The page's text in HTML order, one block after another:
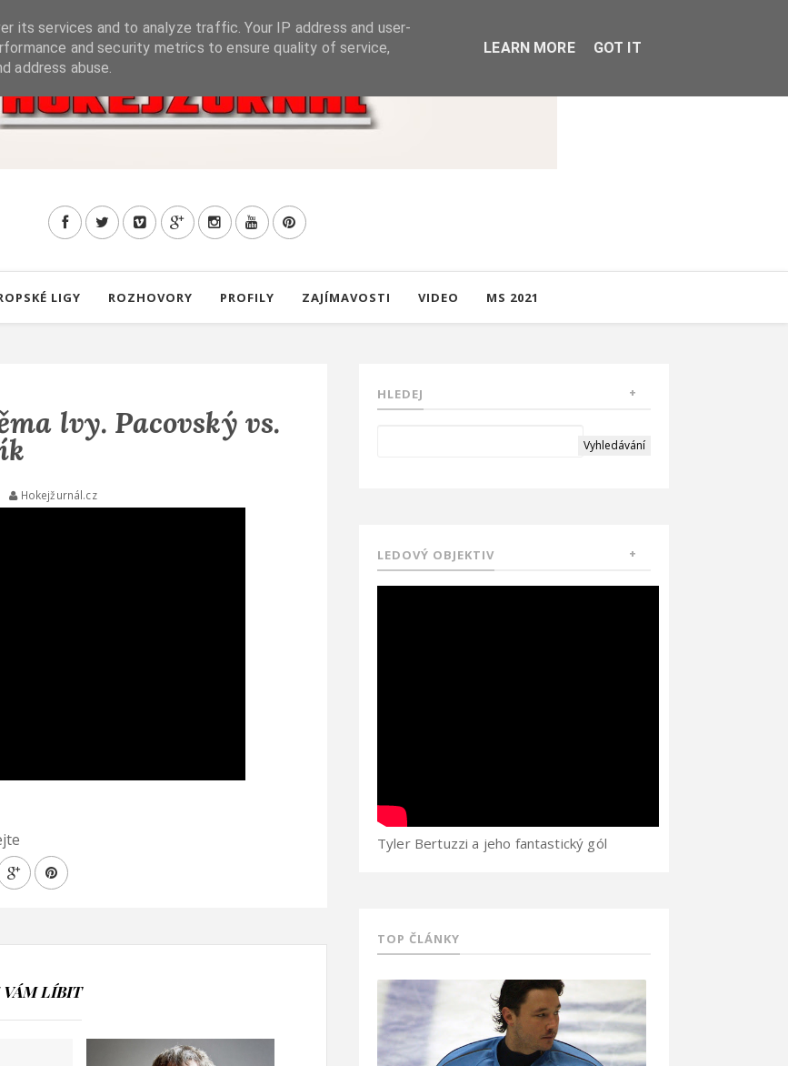
LIGY ROZHOVORY PROFILY ZAJÍMAVOSTI VIDEO MS 2021
lvy. Pacovský vs.
Hokejžurnál.cz
VÁM LÍBIT
HLEDEJ
LEDOVÝ OBJEKTIV
Tyler Bertuzzi a jeho fantastický gól
TOP ČLÁNKY
its services and to analyze traffic. Your IP address and user-
and security metrics to ensure quality of service,
address abuse.
LEARN MORE GOT IT